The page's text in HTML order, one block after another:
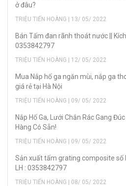
ở đâu?
TRIỆU TIẾN HOÀNG | 13/ 05/ 2022
Bán Tấm đan rãnh thoát nước ||
0353842797
TRIỆU TIẾN HOÀNG | 12/ 05/ 2022
Mua Nắp hố ga ngăn mùi, nắp ga
giá rẻ tại Hà Nội
TRIỆU TIẾN HOÀNG | 09/ 05/ 2022
Nắp Hố Ga, Lưới Chắn Rác Gang
Hàng Có Sẵn!
TRIỆU TIẾN HOÀNG | 09/ 05/ 2022
Sản xuất tấm grating composite số
LH : 0353842797
TRIỆU TIẾN HOÀNG | 08/ 05/ 2022